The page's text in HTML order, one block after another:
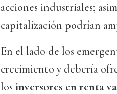
acciones industriales;
capitalización podrían
En el lado de los
crecimiento y debería
los inversores en renta